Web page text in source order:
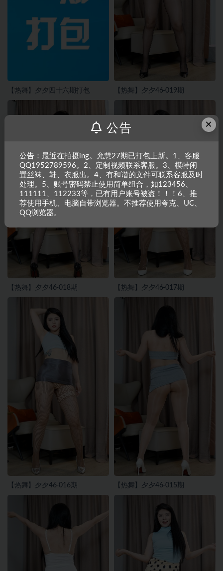
【热舞】夕夕四十六期打包 【热舞】夕夕46-019期
【热舞】夕夕46-018期 【热舞】夕夕46-017期
【热舞】夕夕46-016期 【热舞】夕夕46-015期
×
公告
公告：最近在拍摄ing。允慧27期已打包上新。1、客服
QQ1952789596。2、定制视频联系客服。3、模特闲
置丝袜、鞋、衣服出。4、有和谐的文件可联系客服及时
处理。5、账号密码禁止使用简单组合，如123456、
111111、112233等，已有用户账号被盗！！！6、推
荐使用手机、电脑自带浏览器。不推荐使用夸克、UC、
QQ浏览器。